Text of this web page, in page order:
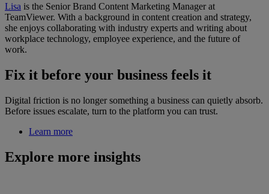
Lisa is the Senior Brand Content Marketing Manager at
TeamViewer. With a background in content creation and strategy,
she enjoys collaborating with industry experts and writing about
workplace technology, employee experience, and the future of
work.
Fix it before your business feels it
Digital friction is no longer something a business can quietly absorb.
Before issues escalate, turn to the platform you can trust.
Learn more
Explore more insights